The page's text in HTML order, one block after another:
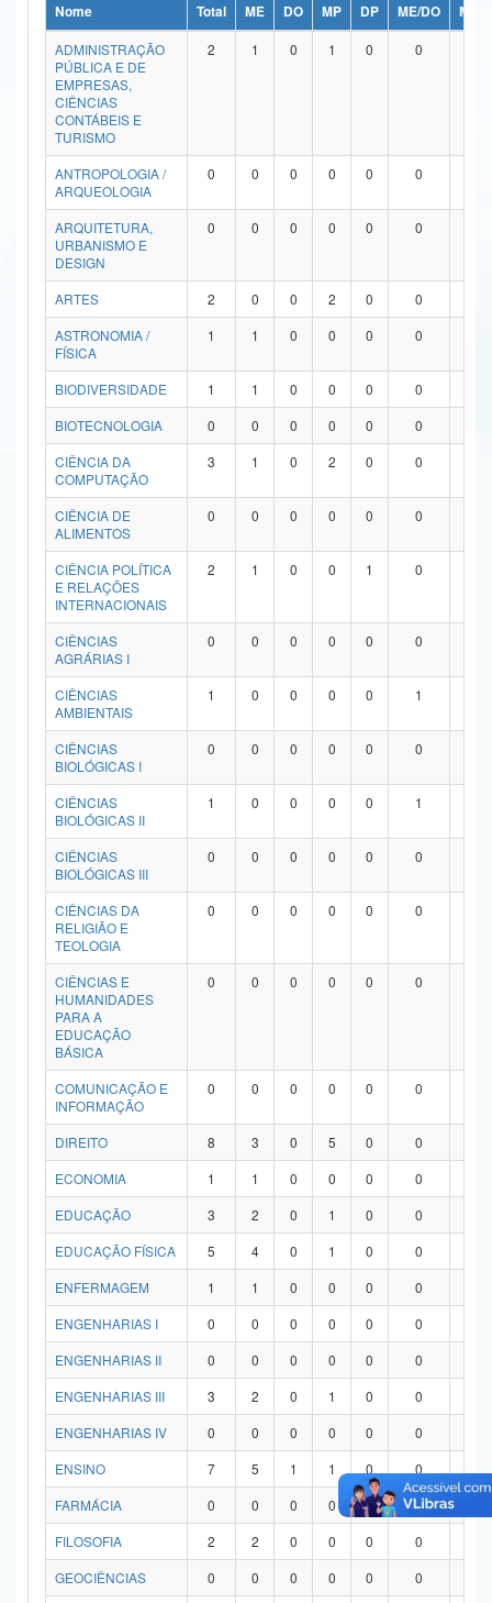
Ministério da Ciência, Tecnologia, Inovações e Comunicações
Ministério do Meio Ambiente
Ministério do Turismo
Ministério do Desenvolvimento Regional
Controladoria-Geral da União
Ministério da Mulher, da Família e dos Direitos Humanos
Secretaria de Governo
Advocacia-Geral da União
Banco Central do Brasil
Nome Total ME DO MP DP ME/DO
MP/
ADMINISTRAÇÃO
PÚBLICA E DE
EMPRESAS,
CIÊNCIAS
CONTÁBEIS E
TURISMO
2 1 0 1 0 0
ANTROPOLOGIA /
ARQUEOLOGIA
0 0 0 0 0 0
ARQUITETURA,
URBANISMO E
DESIGN
0 0 0 0 0 0
ARTES 2 0 0 2 0 0
ASTRONOMIA /
FÍSICA
1 1 0 0 0 0
BIODIVERSIDADE 1 1 0 0 0 0
BIOTECNOLOGIA
0 0 0 0 0 0
CIÊNCIA DA
COMPUTAÇÃO
3 1 0 2 0 0
CIÊNCIA DE
ALIMENTOS
0 0 0 0 0 0
CIÊNCIA POLÍTICA
E RELAÇÕES
INTERNACIONAIS
2 1 0 0 1 0
CIÊNCIAS
AGRÁRIAS I
0 0 0 0 0 0
CIÊNCIAS
AMBIENTAIS
1 0 0 0 0 1
CIÊNCIAS
BIOLÓGICAS I
0 0 0 0 0 0
CIÊNCIAS
BIOLÓGICAS II
1 0 0 0 0 1
CIÊNCIAS
BIOLÓGICAS III
0 0 0 0 0 0
CIÊNCIAS DA
RELIGIÃO E
TEOLOGIA
0 0 0 0 0 0
CIÊNCIAS E
HUMANIDADES
PARA A
EDUCAÇÃO
BÁSICA
0 0 0 0 0 0
COMUNICAÇÃO E
INFORMAÇÃO
0 0 0 0 0 0
DIREITO 8 3 0 5 0 0
ECONOMIA
1 1 0 0 0 0
EDUCAÇÃO
3 2 0 1 0 0
EDUCAÇÃO FÍSICA
5 4 0 1 0 0
ENFERMAGEM
1 1 0 0 0 0
ENGENHARIAS I
0 0 0 0 0 0
ENGENHARIAS II
0 0 0 0 0 0
ENGENHARIAS III
3 2 0 1 0 0
ENGENHARIAS IV
0 0 0 0 0 0
ENSINO
7 5 1 1 0 0
FARMÁCIA
0 0 0 0 0 0
FILOSOFIA
2 2 0 0 0 0
GEOCIÊNCIAS
0 0 0 0 0 0